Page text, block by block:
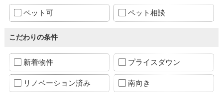
ペット可 ペット相談
こだわりの条件
新着物件 プライスダウン
リノベーション済み 南向き